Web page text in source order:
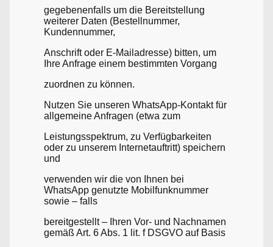
gegebenenfalls um die Bereitstellung
weiterer Daten (Bestellnummer,
Kundennummer,
Anschrift oder E-Mailadresse) bitten, um
Ihre Anfrage einem bestimmten Vorgang
zuordnen zu können.
Nutzen Sie unseren WhatsApp-Kontakt für
allgemeine Anfragen (etwa zum
Leistungsspektrum, zu Verfügbarkeiten
oder zu unserem Internetauftritt) speichern
und
verwenden wir die von Ihnen bei
WhatsApp genutzte Mobilfunknummer
sowie – falls
bereitgestellt – Ihren Vor- und Nachnamen
gemäß Art. 6 Abs. 1 lit. f DSGVO auf Basis